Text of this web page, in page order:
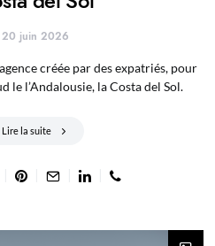
20 juin 2026
créée par des expatriés, pour
le l’Andalousie, la Costa del Sol.
Lire la suite